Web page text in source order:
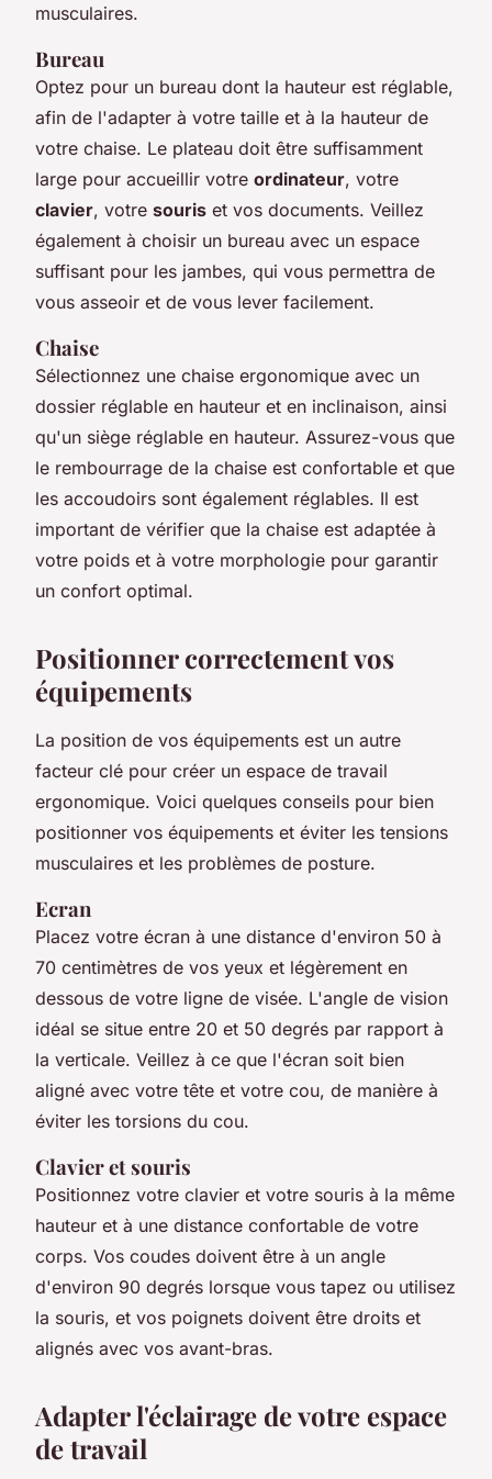
musculaires.
Bureau
Optez pour un bureau dont la hauteur est réglable,
afin de l'adapter à votre taille et à la hauteur de
votre chaise. Le plateau doit être suffisamment
large pour accueillir votre ordinateur, votre
clavier, votre souris et vos documents. Veillez
également à choisir un bureau avec un espace
suffisant pour les jambes, qui vous permettra de
vous asseoir et de vous lever facilement.
Chaise
Sélectionnez une chaise ergonomique avec un
dossier réglable en hauteur et en inclinaison, ainsi
qu'un siège réglable en hauteur. Assurez-vous que
le rembourrage de la chaise est confortable et que
les accoudoirs sont également réglables. Il est
important de vérifier que la chaise est adaptée à
votre poids et à votre morphologie pour garantir
un confort optimal.
Positionner correctement vos
équipements
La position de vos équipements est un autre
facteur clé pour créer un espace de travail
ergonomique. Voici quelques conseils pour bien
positionner vos équipements et éviter les tensions
musculaires et les problèmes de posture.
Ecran
Placez votre écran à une distance d'environ 50 à
70 centimètres de vos yeux et légèrement en
dessous de votre ligne de visée. L'angle de vision
idéal se situe entre 20 et 50 degrés par rapport à
la verticale. Veillez à ce que l'écran soit bien
aligné avec votre tête et votre cou, de manière à
éviter les torsions du cou.
Clavier et souris
Positionnez votre clavier et votre souris à la même
hauteur et à une distance confortable de votre
corps. Vos coudes doivent être à un angle
d'environ 90 degrés lorsque vous tapez ou utilisez
la souris, et vos poignets doivent être droits et
alignés avec vos avant-bras.
Adapter l'éclairage de votre espace
de travail